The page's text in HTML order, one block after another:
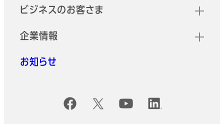
ビジネスのお客さま
企業情報
お知らせ
公式SNSアカウント